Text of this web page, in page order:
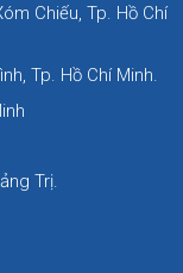
Chiếu, Tp. Hồ Chí
Tp. Hồ Chí Minh.
Trị.